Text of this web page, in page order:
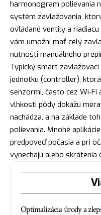
harmonogram polievania
systém zavlažovania,
ovládané ventily a riadiacu
vám umožní mať celý
nutnosti manuálneho
Typický smart
jednotku (controller),
senzormi, často cez Wi‑Fi
vlhkosti pôdy dokážu
nachádza, a na základe
polievania. Mnohé
predpoveď počasia a pri
vynechajú alebo skrátenia
Optimalizácia úrody a